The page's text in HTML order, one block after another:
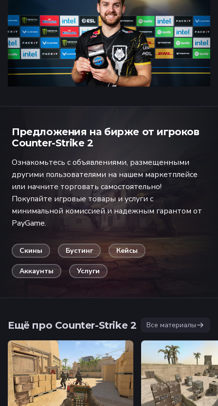
Предложения на бирже от игроков
Counter-Strike 2
Ознакомьтесь с объявлениями, размещенными
другими пользователями на нашем маркетплейсе
или начните торговать самостоятельно!
Покупайте игровые товары и услуги с
минимальной комиссией и надежным гарантом от
PayGame.
Скины Бустинг Кейсы
Аккаунты Услуги
Ещё про Counter-Strike 2 Все материалы